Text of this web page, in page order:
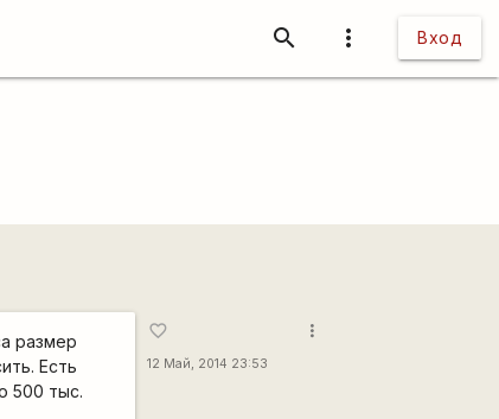
more_vert Вход
search
размер
Есть
500 тыс.
favorite_border
12 Май, 2014 23:53
more_vert